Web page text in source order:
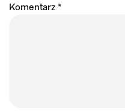
Komentarz *